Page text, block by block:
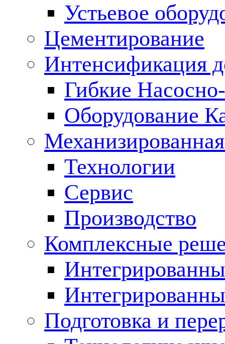
Устьевое
Цементирование
Интенсификация
Гибкие
Оборудование
Технологии
Сервис
Производство
Комплексные
Подготовка и